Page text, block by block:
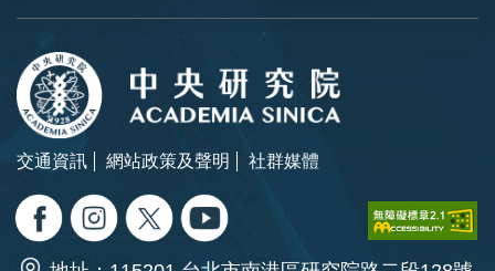
交通資訊 網站政策及聲明 社群媒體